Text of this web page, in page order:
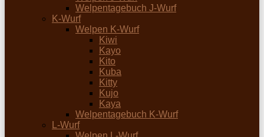
Welpentagebuch J-Wurf
K-Wurf
Welpen K-Wurf
Kiwi
Kayo
Kito
Kuba
Kitty
Kujo
Kaya
Welpentagebuch K-Wurf
L-Wurf